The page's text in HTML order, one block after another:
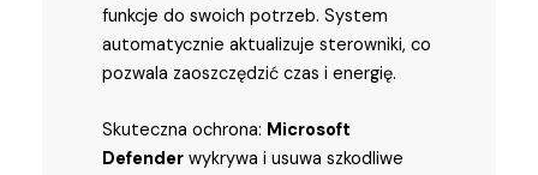
funkcje do swoich potrzeb. System
automatycznie aktualizuje sterowniki, co
pozwala zaoszczędzić czas i energię.
Skuteczna ochrona: Microsoft
Defender wykrywa i usuwa szkodliwe